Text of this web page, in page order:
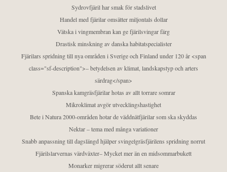
Sydrovfjäril har smak för stadslivet
Handel med fjärilar omsätter miljontals dollar
Vätska i vingmembran kan ge fjärilsvingar färg
Drastisk minskning av danska habitatspecialister
Fjärilars spridning till nya områden i Sverige och Finland under 120 år <span
class="sf-description">– betydelsen av klimat, landskapstyp och arters
särdrag</span>
Spanska kamgräsfjärilar hotas av allt torrare somrar
Mikroklimat avgör utvecklingshastighet
Bete i Natura 2000-områden hotar de väddnätfjärilar som ska skyddas
Nektar – tema med många variationer
Snabb anpassning till dagslängd hjälper svingelgräsfjärilens spridning norrut
Fjärilslarvernas värdväxter– Mycket mer än en midsommarbukett
Monarker migrerar söderut allt senare